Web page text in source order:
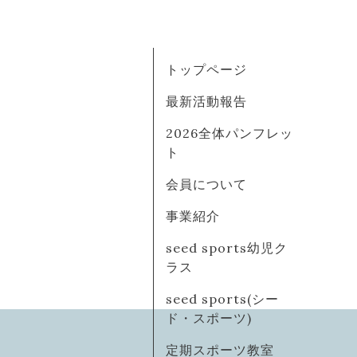
トップページ
最新活動報告
2026全体パンフレッ
ト
会員について
事業紹介
seed sports幼児ク
ラス
seed sports(シー
ド・スポーツ)
定期スポーツ教室